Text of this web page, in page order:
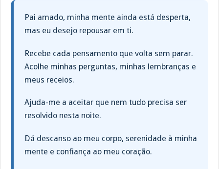
Pai amado, minha mente ainda está desperta,
mas eu desejo repousar em ti.
Recebe cada pensamento que volta sem parar.
Acolhe minhas perguntas, minhas lembranças e
meus receios.
Ajuda-me a aceitar que nem tudo precisa ser
resolvido nesta noite.
Dá descanso ao meu corpo, serenidade à minha
mente e confiança ao meu coração.